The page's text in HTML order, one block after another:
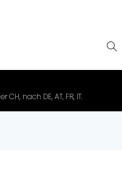
nach DE, AT, FR, IT.